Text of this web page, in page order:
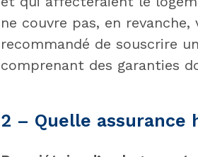
ne couvre pas, en
recommandé de souscrire
comprenant des garanties
2 – Quelle